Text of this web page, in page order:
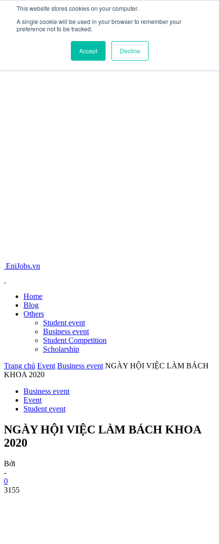
This website stores cookies on your computer.
A single cookie will be used in your browser to remember your
preference not to be tracked.
Accept Decline
EniJobs.vn
Home
Blog
Others
Student event
Business event
Student Competition
Scholarship
Trang chủ Event Business event NGÀY HỘI VIỆC LÀM BÁCH
KHOA 2020
Business event
Event
Student event
NGÀY HỘI VIỆC LÀM BÁCH KHOA
2020
Bởi
-
0
3155